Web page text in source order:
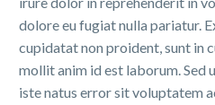
dolore eu fugiat nulla pariatur.
cupidatat non proident, sunt in
mollit anim id est laborum. Sed
iste natus error sit voluptatem